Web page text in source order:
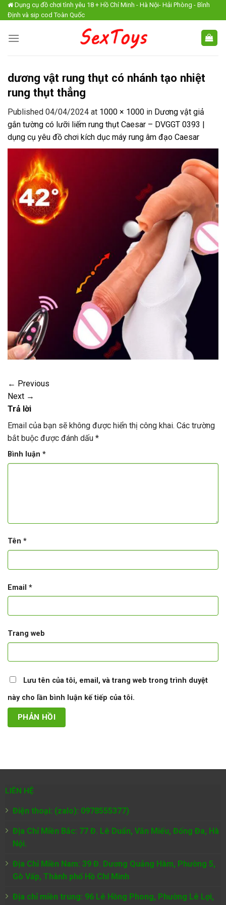
Skip
to
Dụng cụ đồ chơi tình yêu 18 + Hồ Chí Minh - Hà Nội- Hải Phòng - Bình
Định và sip cod Toàn Quốc
dương vật rung thụt có nhánh tạo nhiệt
rung thụt thẳng
Published 04/04/2024 at 1000 × 1000 in Dương vật giả
gắn tường có lưỡi liếm rung thụt Caesar – DVGGT 0393 |
dụng cụ yêu đồ chơi kích dục máy rung âm đạo Caesar
← Previous
Next →
Trả lời
Email của bạn sẽ không được hiển thị công khai. Các trường
bắt buộc được đánh dấu *
Bình luận *
Tên *
Email *
Trang web
Lưu tên của tôi, email, và trang web trong trình duyệt
này cho lần bình luận kế tiếp của tôi.
LIÊN HỆ
Điện thoại: (zalo): 0978555377)
Địa Chỉ Miền Bắc: 77 Đ. Lê Duẩn, Văn Miếu, Đống Đa, Hà
Nội.
Địa Chỉ Miền Nam: 39 Đ. Dương Quảng Hàm, Phường 5,
Gò Vấp, Thành phố Hồ Chí Minh
Địa chỉ miền trung: 96 Lê Hồng Phong, Phường Lê Lợi,